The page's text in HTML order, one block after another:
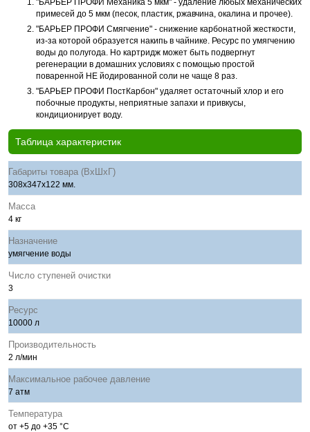
"БАРЬЕР ПРОФИ Механика 5 мкм" - удаление любых механических
примесей до 5 мкм (песок, пластик, ржавчина, окалина и прочее).
"БАРЬЕР ПРОФИ Смягчение" - снижение карбонатной жесткости,
из-за которой образуется накипь в чайнике. Ресурс по умягчению
воды до полугода. Но картридж может быть подвергнут
регенерации в домашних условиях с помощью простой
поваренной НЕ йодированной соли не чаще 8 раз.
"БАРЬЕР ПРОФИ ПостКарбон" удаляет остаточный хлор и его
побочные продукты, неприятные запахи и привкусы,
кондиционирует воду.
Таблица характеристик
Габариты товара (ВхШхГ)
308x347x122 мм.
Масса
4 кг
Назначение
умягчение воды
Число ступеней очистки
3
Ресурс
10000 л
Производительность
2 л/мин
Максимальное рабочее давление
7 атм
Температура
от +5 до +35 °С